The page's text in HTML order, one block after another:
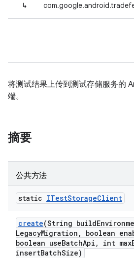
↳
将测试结果上传到测试存储服务的
端。
摘要
公共方法
static ITestStorageClient
create(String build
LegacyMigration , boolean
boolean useBatchApi , int max
insertBatchSize)